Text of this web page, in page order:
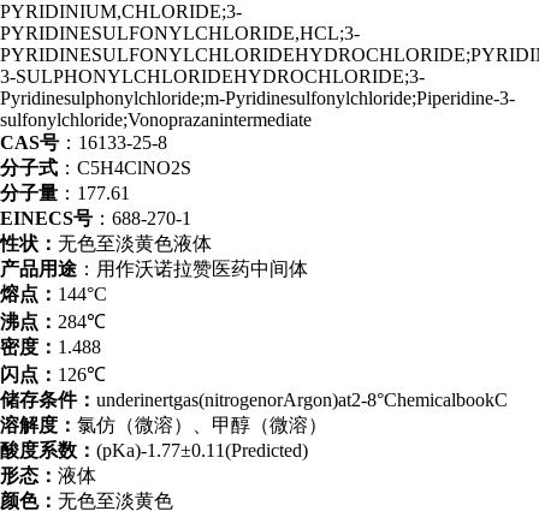
PYRIDINIUM,CHLORIDE;3-
PYRIDINESULFONYLCHLORIDE,HCL;3-
3-SULPHONYLCHLORIDEHYDROCHLORIDE;3-
Pyridinesulphonylchloride;m-Pyridinesulfonylchloride;Piperidine-3-
sulfonylchloride;Vonoprazanintermediate
CAS号 ：16133-25-8
分子式 ：C5H4ClNO2S
分子量 ：177.61
EINECS号 ：688-270-1
性状： 无色至淡黄色液体
产品用途 ：用作沃诺拉赞医药中间体
熔点： 144°C
沸点： 284℃
密度： 1.488
闪点： 126℃
储存条件： underinertgas(nitrogenorArgon)at2-8°ChemicalbookC
溶解度： 氯仿（微溶）、甲醇（微溶）
酸度系数： (pKa)-1.77±0.11(Predicted)
形态： 液体
颜色： 无色至淡黄色